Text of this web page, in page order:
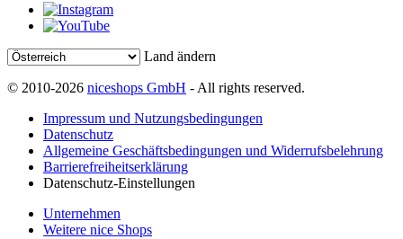
Land ändern
© 2010-2026 niceshops GmbH - All rights reserved.
Impressum und Nutzungsbedingungen
Datenschutz
Allgemeine Geschäftsbedingungen und Widerrufsbelehrung
Barrierefreiheitserklärung
Datenschutz-Einstellungen
Unternehmen
Weitere nice Shops